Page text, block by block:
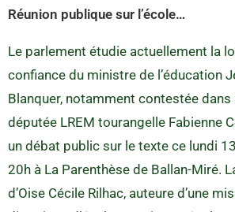
Réunion publique sur l’école…
Le parlement étudie actuellement la
confiance du ministre de l’éducation
Blanquer, notamment contestée dans
députée LREM tourangelle Fabienne
un débat public sur le texte ce lundi
20h à La Parenthèse de Ballan-Miré.
d’Oise Cécile Rilhac, auteure d’une